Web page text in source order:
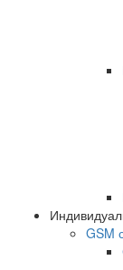
GSM